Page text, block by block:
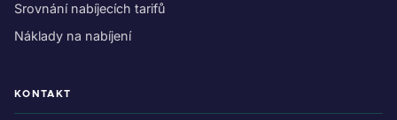
Srovnání nabíjecích tarifů
Náklady na nabíjení
KONTAKT